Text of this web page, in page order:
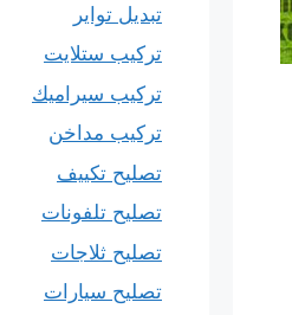
تبديل تواير
تركيب ستلايت
تركيب سيراميك
تركيب مداخن
تصليح تكييف
تصليح تلفونات
تصليح ثلاجات
تصليح سيارات